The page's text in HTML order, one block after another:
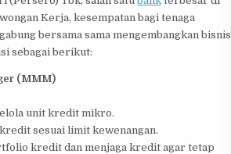
Kerja, kesempatan bagi tenaga
bersama sama mengembangkan bisnis
sebagai berikut:
(MMM)
unit kredit mikro.
sesuai limit kewenangan.
kredit dan menjaga kredit agar tetap